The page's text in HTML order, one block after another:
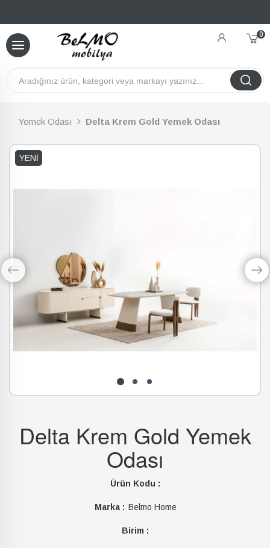
0
Yemek Odası Delta Krem Gold Yemek Odası
YENI
Delta Krem Gold Yemek
Odası
Ürün Kodu :
Marka : Belmo Home
Birim :